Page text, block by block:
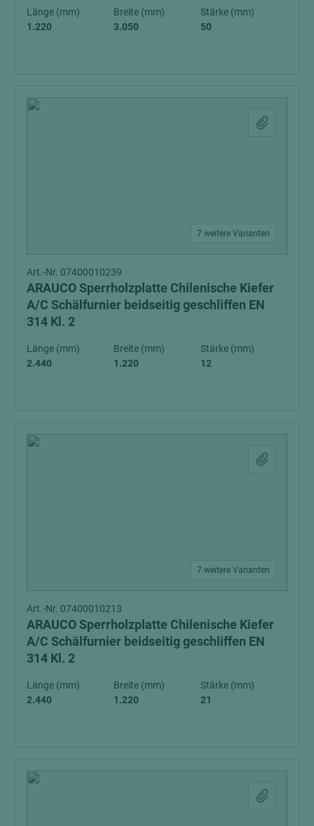
Länge (mm)
1.220
Breite (mm)
3.050
Stärke (mm)
50
7 weitere Varianten
Art.-Nr. 07400010239
ARAUCO Sperrholzplatte Chilenische Kiefer
A/C Schälfurnier beidseitig geschliffen EN
314 Kl. 2
Länge (mm)
2.440
Breite (mm)
1.220
Stärke (mm)
12
7 weitere Varianten
Art.-Nr. 07400010213
ARAUCO Sperrholzplatte Chilenische Kiefer
A/C Schälfurnier beidseitig geschliffen EN
314 Kl. 2
Länge (mm)
2.440
Breite (mm)
1.220
Stärke (mm)
21